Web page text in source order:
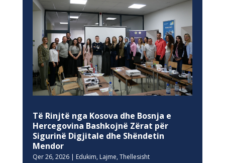
Të Rinjtë nga Kosova dhe Bosnja e
Hercegovina Bashkojnë Zërat për
Sigurinë Digjitale dhe Shëndetin
Mendor
Qer 26, 2026| Edukim, Lajme, Thellesisht